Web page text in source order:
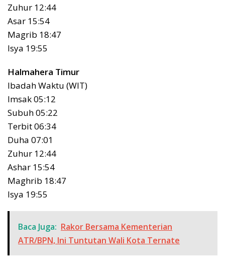
Zuhur 12:44
Asar 15:54
Magrib 18:47
Isya 19:55
Halmahera Timur
Ibadah Waktu (WIT)
Imsak 05:12
Subuh 05:22
Terbit 06:34
Duha 07:01
Zuhur 12:44
Ashar 15:54
Maghrib 18:47
Isya 19:55
Baca Juga: Rakor Bersama Kementerian
ATR/BPN, Ini Tuntutan Wali Kota Ternate